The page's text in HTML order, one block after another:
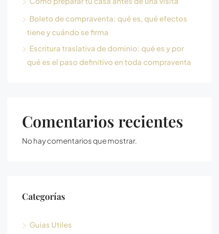
Boleto de compraventa: qué es, qué efectos
tiene y cuándo se firma
Escritura traslativa de dominio: qué es y por
qué es el paso definitivo en toda compraventa
Comentarios recientes
No hay comentarios que mostrar.
Categorías
Guias Utiles